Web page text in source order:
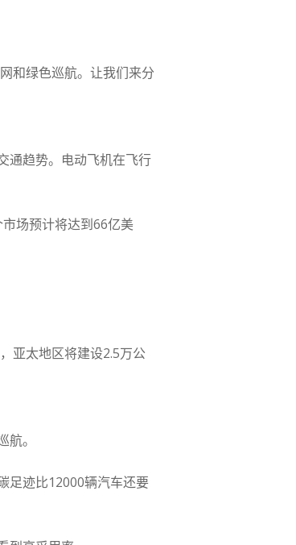
和绿色巡航。让我们来分
通趋势。电动飞机在飞行
场预计将达到66亿美
亚太地区将建设2.5万公
。
足迹比12000辆汽车还要